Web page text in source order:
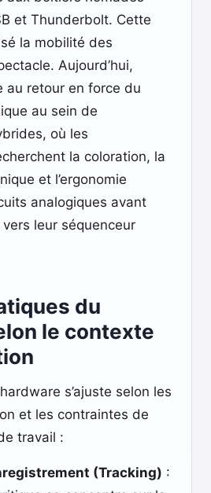
et Thunderbolt. Cette
la mobilité des
Aujourd’hui,
au retour en force du
au sein de
où les
la coloration, la
et l’ergonomie
analogiques avant
vers leur séquenceur
du
le contexte
s’ajuste selon les
et les contraintes de
travail :
(Tracking) :